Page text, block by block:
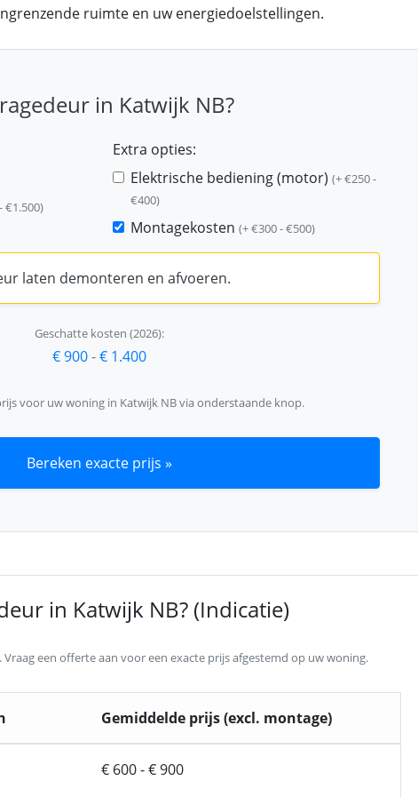
ruimte en uw energiedoelstellingen.
in Katwijk NB?
€1.500)
Extra opties:
Elektrische bediening (motor) (+ €250 -
€400)
Montagekosten (+ €300 - €500)
laten demonteren en afvoeren.
Geschatte kosten (2026):
€ 900-€ 1.400
voor uw woning in Katwijk NB via onderstaande knop.
Bereken exacte prijs »
in Katwijk NB? (Indicatie)
een offerte aan voor een exacte prijs afgestemd op uw woning.
Gemiddelde prijs (excl. montage)
€ 600 - € 900